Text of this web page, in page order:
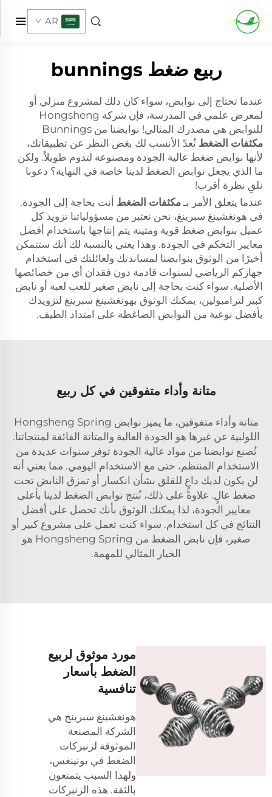
AR
ربيع ضغط bunnings
عندما تحتاج إلى نوابض، سواء كان ذلك لمشروع منزلي أو
لمعرض علمي في المدرسة، فإن شركة Hongsheng
للنوابض هي مصدرك المثالي! نوابضنا من Bunnings
مكثفات الضغط تُعدّ الأنسب لك بغض النظر عن تطبيقاتك،
لأنها نوابض ضغط عالية الجودة ومصنوعة لتدوم طويلاً. ولكن
ما الذي يجعل نوابض الضغط لدينا خاصة في النهاية؟ دعونا
نلقِ نظرة أقرب!
عندما يتعلق الأمر بـمكثفات الضغط أنت بحاجة إلى الجودة.
في هونغشينغ سبرينغ، نحن نعتبر من مسؤولياتنا تزويد كل
عميل بنوابض ضغط قوية ومتينة يتم إنتاجها باستخدام أفضل
معايير التحكم في الجودة. وهذا يعني بالنسبة لك أنك ستتمكن
أخيرًا من الوثوق بنوابضنا لمساندتك ولعائلتك في استخدام
جهازكم الرياضي لسنوات قادمة دون فقدان أي من خصائصها
الأصلية. سواء كنت بحاجة إلى نابض صغير للعب لعبة أو نابض
كبير لترامبولين، يمكنك الوثوق بهونغشينغ سبرينغ لتزويدك
بأفضل نوعية من النوابض الضاغطة على امتداد الطيف.
متانة وأداء متفوقين في كل ربيع
متانة وأداء متفوقين، ما يميز نوابض Hongsheng Spring
اللولبية عن غيرها هو الجودة العالية والمتانة الفائقة لمنتجاتنا.
تُصنع نوابضنا من مواد عالية الجودة توفر سنوات عديدة من
الاستخدام المنتظم، حتى مع الاستخدام اليومي. مما يعني أنه
لن يكون لديك داعٍ للقلق بشأن انكسار أو تمزق النابض تحت
ضغط عالٍ. علاوةً على ذلك، نُنتج نوابض الضغط لدينا بأعلى
معايير الجودة، لذا يمكنك الوثوق بأنك تحصل على أفضل
النتائج في كل استخدام. سواء كنت تعمل على مشروع كبير أو
صغير، فإن نابض الضغط من Hongsheng Spring هو
الخيار المثالي للمهمة.
مورد موثوق لربيع
الضغط بأسعار
تنافسية
هونغشينغ سبرينج هي
الشركة المصنعة
الموثوقة لزنبركات
الضغط في بونينغس،
ولهذا السبب يتمتعون
بالثقة. هذه الزنبركات